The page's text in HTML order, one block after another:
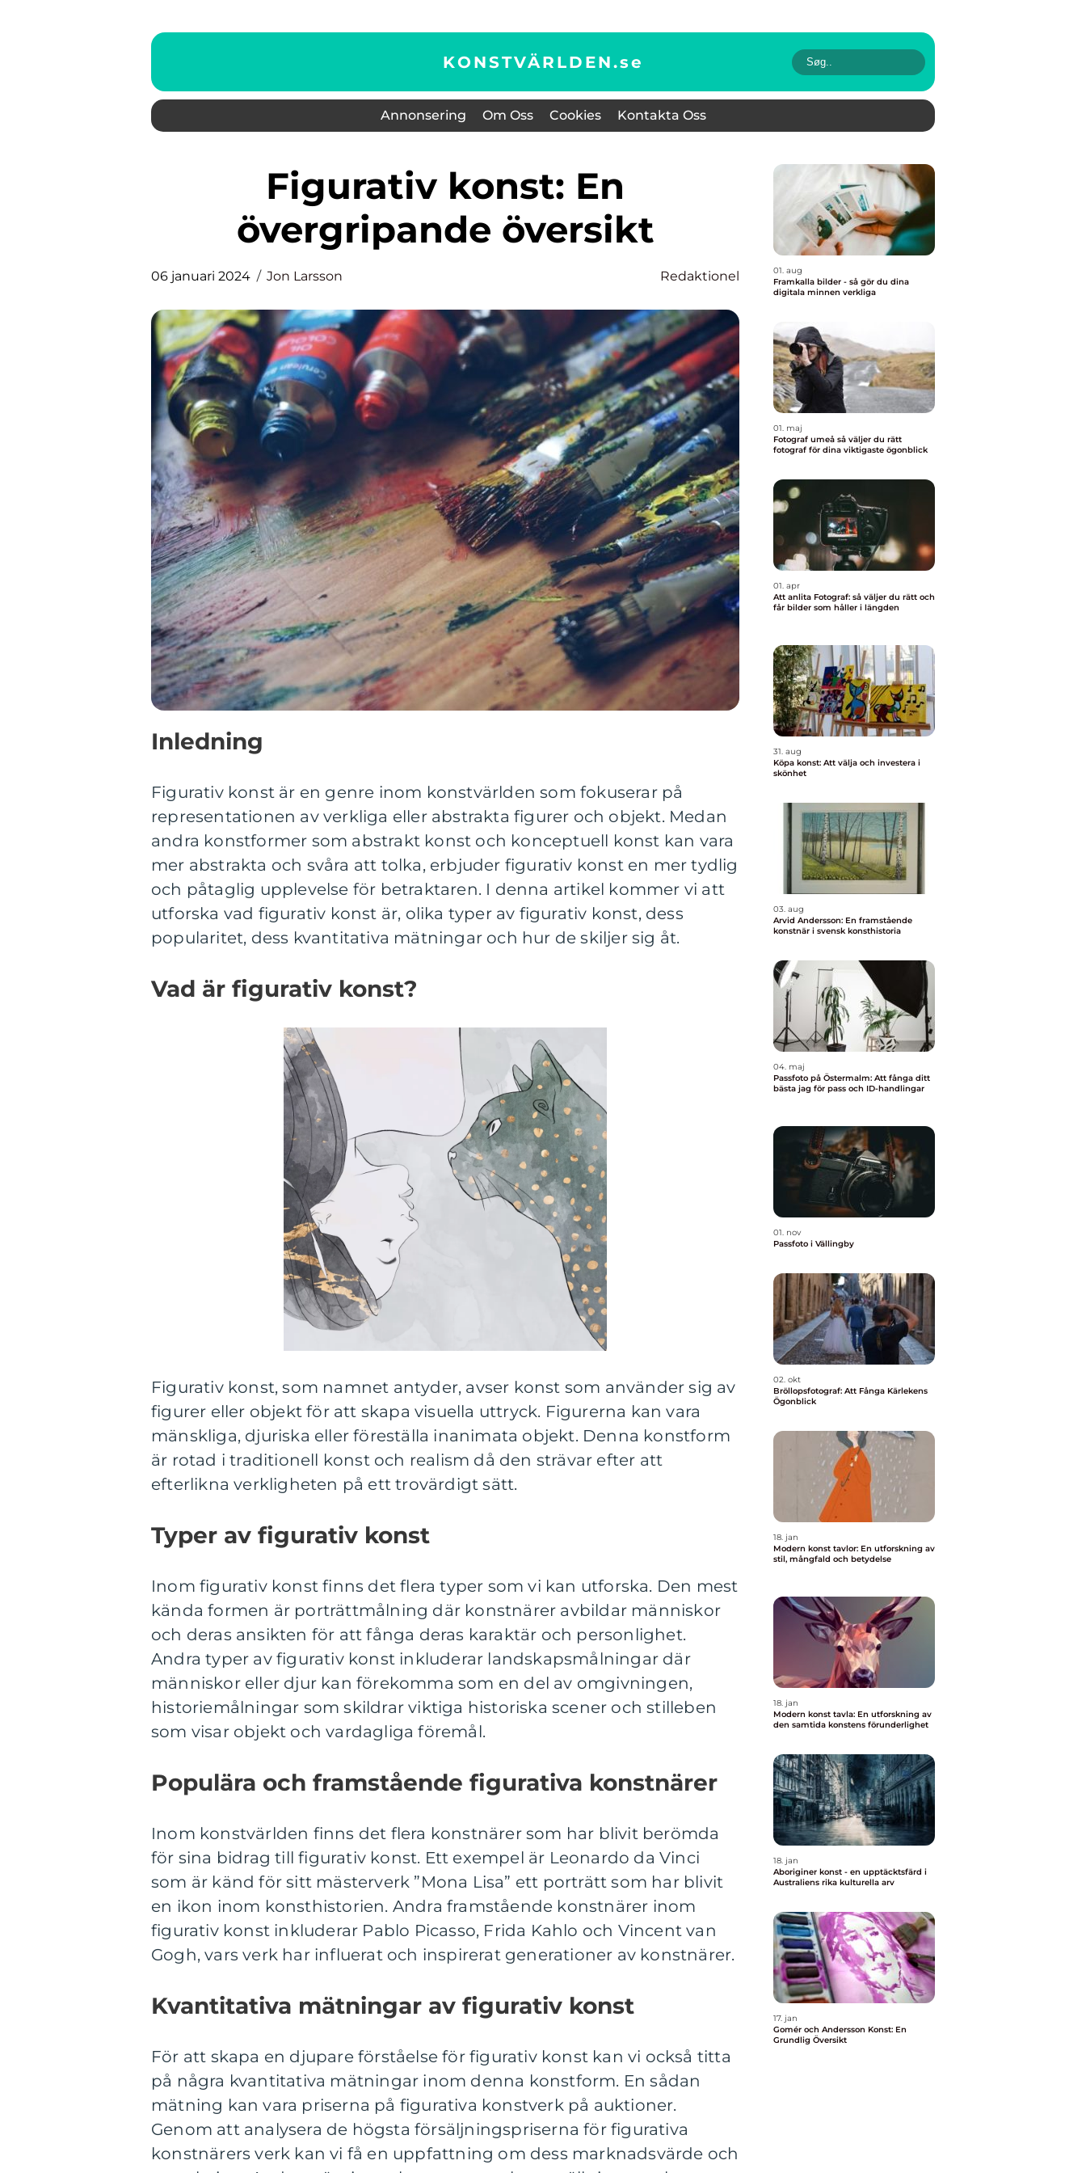
KONSTVÄRLDEN.se
Annonsering Om Oss Cookies Kontakta Oss
Figurativ konst: En
övergripande översikt
06 januari 2024 Jon Larsson Redaktionel
Inledning
Figurativ konst är en genre inom konstvärlden som fokuserar på
representationen av verkliga eller abstrakta figurer och objekt. Medan
andra konstformer som abstrakt konst och konceptuell konst kan vara
mer abstrakta och svåra att tolka, erbjuder figurativ konst en mer tydlig
och påtaglig upplevelse för betraktaren. I denna artikel kommer vi att
utforska vad figurativ konst är, olika typer av figurativ konst, dess
popularitet, dess kvantitativa mätningar och hur de skiljer sig åt.
Vad är figurativ konst?
Figurativ konst, som namnet antyder, avser konst som använder sig av
figurer eller objekt för att skapa visuella uttryck. Figurerna kan vara
mänskliga, djuriska eller föreställa inanimata objekt. Denna konstform
är rotad i traditionell konst och realism då den strävar efter att
efterlikna verkligheten på ett trovärdigt sätt.
Typer av figurativ konst
Inom figurativ konst finns det flera typer som vi kan utforska. Den mest
kända formen är porträttmålning där konstnärer avbildar människor
och deras ansikten för att fånga deras karaktär och personlighet.
Andra typer av figurativ konst inkluderar landskapsmålningar där
människor eller djur kan förekomma som en del av omgivningen,
historiemålningar som skildrar viktiga historiska scener och stilleben
som visar objekt och vardagliga föremål.
Populära och framstående figurativa konstnärer
Inom konstvärlden finns det flera konstnärer som har blivit berömda
för sina bidrag till figurativ konst. Ett exempel är Leonardo da Vinci
som är känd för sitt mästerverk ”Mona Lisa” ett porträtt som har blivit
en ikon inom konsthistorien. Andra framstående konstnärer inom
figurativ konst inkluderar Pablo Picasso, Frida Kahlo och Vincent van
Gogh, vars verk har influerat och inspirerat generationer av konstnärer.
Kvantitativa mätningar av figurativ konst
För att skapa en djupare förståelse för figurativ konst kan vi också titta
på några kvantitativa mätningar inom denna konstform. En sådan
mätning kan vara priserna på figurativa konstverk på auktioner.
Genom att analysera de högsta försäljningspriserna för figurativa
konstnärers verk kan vi få en uppfattning om dess marknadsvärde och
01. aug
Framkalla bilder - så gör du dina
digitala minnen verkliga
01. maj
Fotograf umeå så väljer du rätt
fotograf för dina viktigaste ögonblick
01. apr
Att anlita Fotograf: så väljer du rätt och
får bilder som håller i längden
31. aug
Köpa konst: Att välja och investera i
skönhet
03. aug
Arvid Andersson: En framstående
konstnär i svensk konsthistoria
04. maj
Passfoto på Östermalm: Att fånga ditt
bästa jag för pass och ID-handlingar
01. nov
Passfoto i Vällingby
02. okt
Bröllopsfotograf: Att Fånga Kärlekens
Ögonblick
18. jan
Modern konst tavlor: En utforskning av
stil, mångfald och betydelse
18. jan
Modern konst tavla: En utforskning av
den samtida konstens förunderlighet
18. jan
Aboriginer konst - en upptäcktsfärd i
Australiens rika kulturella arv
17. jan
Gomér och Andersson Konst: En
Grundlig Översikt